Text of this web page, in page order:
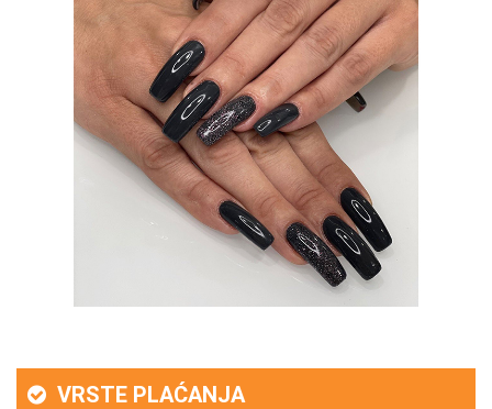
VRSTE PLAĆANJA